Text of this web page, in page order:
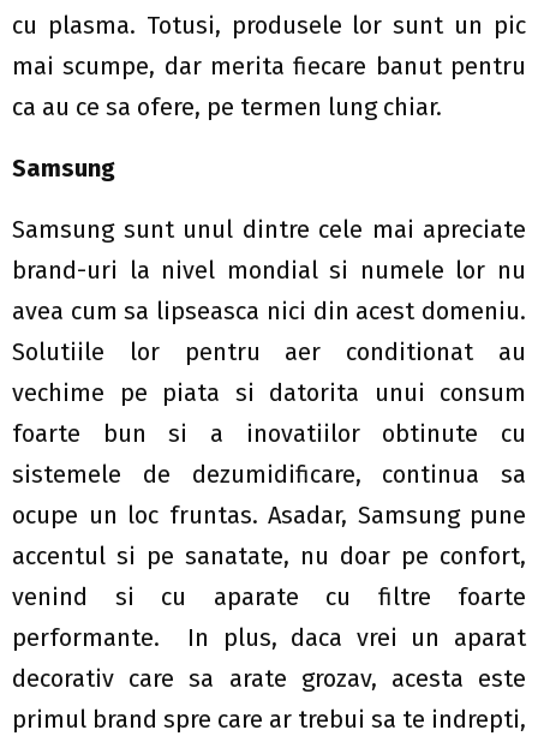
cu plasma. Totusi, produsele lor sunt un pic
mai scumpe, dar merita fiecare banut pentru
ca au ce sa ofere, pe termen lung chiar.
Samsung
Samsung sunt unul dintre cele mai apreciate
brand-uri la nivel mondial si numele lor nu
avea cum sa lipseasca nici din acest domeniu.
Solutiile lor pentru aer conditionat au
vechime pe piata si datorita unui consum
foarte bun si a inovatiilor obtinute cu
sistemele de dezumidificare, continua sa
ocupe un loc fruntas. Asadar, Samsung pune
accentul si pe sanatate, nu doar pe confort,
venind si cu aparate cu filtre foarte
performante. In plus, daca vrei un aparat
decorativ care sa arate grozav, acesta este
primul brand spre care ar trebui sa te indrepti,